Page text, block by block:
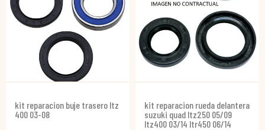
kit reparacion buje trasero ltz
400 03-08
kit reparacion rueda delantera
suzuki quad ltz250 05/09
ltz400 03/14 ltr450 06/14